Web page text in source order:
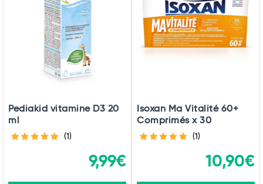
Pediakid vitamine D3 20
ml
(1)
9,99€
Isoxan Ma Vitalité 60+
Comprimés x 30
(1)
10,90€